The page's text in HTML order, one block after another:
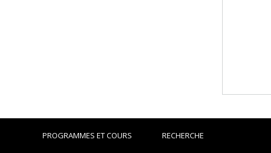
PROGRAMMES ET COURS RECHERCHE